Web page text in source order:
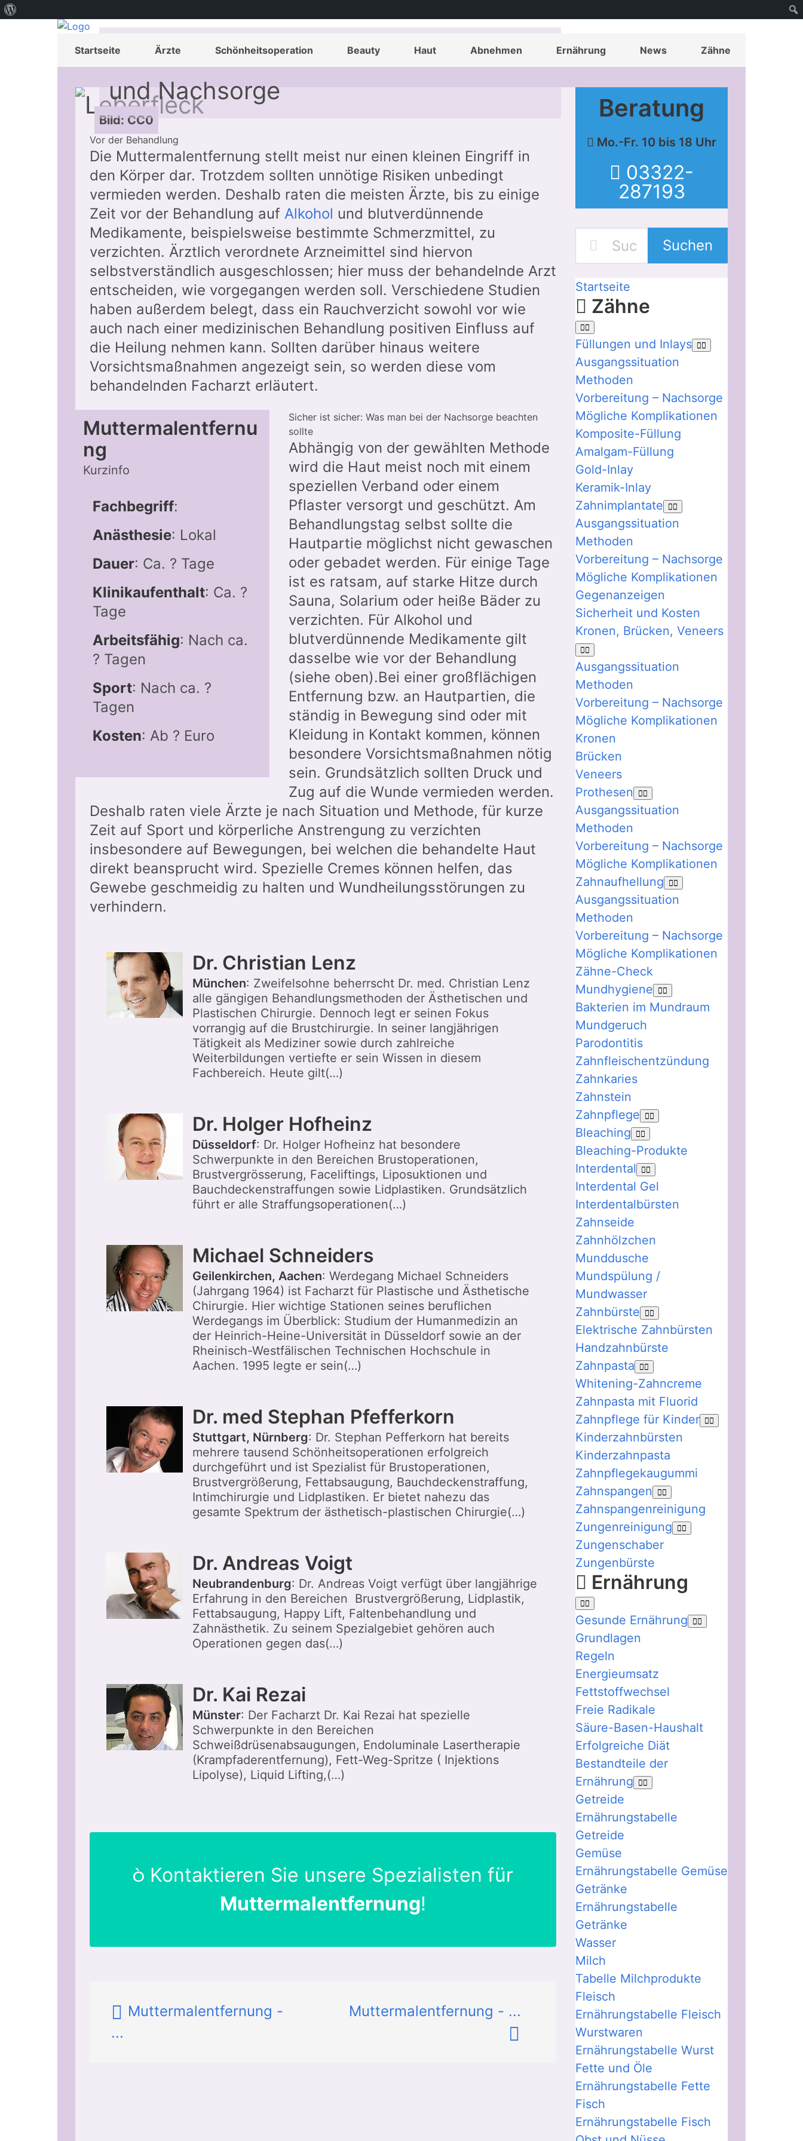
Startseite Ärzte Schönheitsoperation Beauty Haut Abnehmen Ernährung News Zähne
Bild: CC0
Muttermalentfernung – Vorbereitung
und Nachsorge
Vor der Behandlung
Die Muttermalentfernung stellt meist nur einen kleinen Eingriff in
den Körper dar. Trotzdem sollten unnötige Risiken unbedingt
vermieden werden. Deshalb raten die meisten Ärzte, bis zu einige
Zeit vor der Behandlung auf Alkohol und blutverdünnende
Medikamente, beispielsweise bestimmte Schmerzmittel, zu
verzichten. Ärztlich verordnete Arzneimittel sind hiervon
selbstverständlich ausgeschlossen; hier muss der behandelnde Arzt
entscheiden, wie vorgegangen werden soll. Verschiedene Studien
haben außerdem belegt, dass ein Rauchverzicht sowohl vor wie
auch nach einer medizinischen Behandlung positiven Einfluss auf
die Heilung nehmen kann. Sollten darüber hinaus weitere
Vorsichtsmaßnahmen angezeigt sein, so werden diese vom
behandelnden Facharzt erläutert.
Muttermalentfernu
ng
Kurzinfo
Fachbegriff:
Anästhesie: Lokal
Dauer: Ca. ? Tage
Klinikaufenthalt: Ca. ?
Tage
Arbeitsfähig: Nach ca.
? Tagen
Sport: Nach ca. ?
Tagen
Kosten: Ab ? Euro
Sicher ist sicher: Was man bei der Nachsorge beachten
sollte
Abhängig von der gewählten Methode
wird die Haut meist noch mit einem
speziellen Verband oder einem
Pflaster versorgt und geschützt. Am
Behandlungstag selbst sollte die
Hautpartie möglichst nicht gewaschen
oder gebadet werden. Für einige Tage
ist es ratsam, auf starke Hitze durch
Sauna, Solarium oder heiße Bäder zu
verzichten. Für Alkohol und
blutverdünnende Medikamente gilt
dasselbe wie vor der Behandlung
(siehe oben).Bei einer großflächigen
Entfernung bzw. an Hautpartien, die
ständig in Bewegung sind oder mit
Kleidung in Kontakt kommen, können
besondere Vorsichtsmaßnahmen nötig
sein. Grundsätzlich sollten Druck und
Zug auf die Wunde vermieden werden.
Deshalb raten viele Ärzte je nach Situation und Methode, für kurze
Zeit auf Sport und körperliche Anstrengung zu verzichten
insbesondere auf Bewegungen, bei welchen die behandelte Haut
direkt beansprucht wird. Spezielle Cremes können helfen, das
Gewebe geschmeidig zu halten und Wundheilungsstörungen zu
verhindern.
Dr. Christian Lenz
München: Zweifelsohne beherrscht Dr. med. Christian Lenz
alle gängigen Behandlungsmethoden der Ästhetischen und
Plastischen Chirurgie. Dennoch legt er seinen Fokus
vorrangig auf die Brustchirurgie. In seiner langjährigen
Tätigkeit als Mediziner sowie durch zahlreiche
Weiterbildungen vertiefte er sein Wissen in diesem
Fachbereich. Heute gilt(…)
Dr. Holger Hofheinz
Düsseldorf: Dr. Holger Hofheinz hat besondere
Schwerpunkte in den Bereichen Brustoperationen,
Brustvergrösserung, Faceliftings, Liposuktionen und
Bauchdeckenstraffungen sowie Lidplastiken. Grundsätzlich
führt er alle Straffungsoperationen(…)
Michael Schneiders
Geilenkirchen, Aachen: Werdegang Michael Schneiders
(Jahrgang 1964) ist Facharzt für Plastische und Ästhetische
Chirurgie. Hier wichtige Stationen seines beruflichen
Werdegangs im Überblick: Studium der Humanmedizin an
der Heinrich-Heine-Universität in Düsseldorf sowie an der
Rheinisch-Westfälischen Technischen Hochschule in
Aachen. 1995 legte er sein(…)
Dr. med Stephan Pfefferkorn
Stuttgart, Nürnberg: Dr. Stephan Pefferkorn hat bereits
mehrere tausend Schönheitsoperationen erfolgreich
durchgeführt und ist Spezialist für Brustoperationen,
Brustvergrößerung, Fettabsaugung, Bauchdeckenstraffung,
Intimchirurgie und Lidplastiken. Er bietet nahezu das
gesamte Spektrum der ästhetisch-plastischen Chirurgie(…)
Dr. Andreas Voigt
Neubrandenburg: Dr. Andreas Voigt verfügt über langjährige
Erfahrung in den Bereichen Brustvergrößerung, Lidplastik,
Fettabsaugung, Happy Lift, Faltenbehandlung und
Zahnästhetik. Zu seinem Spezialgebiet gehören auch
Operationen gegen das(…)
Dr. Kai Rezai
Münster: Der Facharzt Dr. Kai Rezai hat spezielle
Schwerpunkte in den Bereichen
Schweißdrüsenabsaugungen, Endoluminale Lasertherapie
(Krampfaderentfernung), Fett-Weg-Spritze ( Injektions
Lipolyse), Liquid Lifting,(…)
Kontaktieren Sie unsere Spezialisten für
Muttermalentfernung!
Muttermalentfernung -
...
Muttermalentfernung - ...
Beratung
Mo.-Fr. 10 bis 18 Uhr
03322-
287193
Suchen
Startseite
Zähne
Füllungen und Inlays
Ausgangssituation
Methoden
Vorbereitung – Nachsorge
Mögliche Komplikationen
Komposite-Füllung
Amalgam-Füllung
Gold-Inlay
Keramik-Inlay
Zahnimplantate
Ausgangssituation
Methoden
Vorbereitung – Nachsorge
Mögliche Komplikationen
Gegenanzeigen
Sicherheit und Kosten
Kronen, Brücken, Veneers
Ausgangssituation
Methoden
Vorbereitung – Nachsorge
Mögliche Komplikationen
Kronen
Brücken
Veneers
Prothesen
Ausgangssituation
Methoden
Vorbereitung – Nachsorge
Mögliche Komplikationen
Zahnaufhellung
Ausgangssituation
Methoden
Vorbereitung – Nachsorge
Mögliche Komplikationen
Zähne-Check
Mundhygiene
Bakterien im Mundraum
Mundgeruch
Parodontitis
Zahnfleischentzündung
Zahnkaries
Zahnstein
Zahnpflege
Bleaching
Bleaching-Produkte
Interdental
Interdental Gel
Interdentalbürsten
Zahnseide
Zahnhölzchen
Munddusche
Mundspülung /
Mundwasser
Zahnbürste
Elektrische Zahnbürsten
Handzahnbürste
Zahnpasta
Whitening-Zahncreme
Zahnpasta mit Fluorid
Zahnpflege für Kinder
Kinderzahnbürsten
Kinderzahnpasta
Zahnpflegekaugummi
Zahnspangen
Zahnspangenreinigung
Zungenreinigung
Zungenschaber
Zungenbürste
Ernährung
Gesunde Ernährung
Grundlagen
Regeln
Energieumsatz
Fettstoffwechsel
Freie Radikale
Säure-Basen-Haushalt
Erfolgreiche Diät
Bestandteile der
Ernährung
Getreide
Ernährungstabelle
Getreide
Gemüse
Ernährungstabelle Gemüse
Getränke
Ernährungstabelle
Getränke
Wasser
Milch
Tabelle Milchprodukte
Fleisch
Ernährungstabelle Fleisch
Wurstwaren
Ernährungstabelle Wurst
Fette und Öle
Ernährungstabelle Fette
Fisch
Ernährungstabelle Fisch